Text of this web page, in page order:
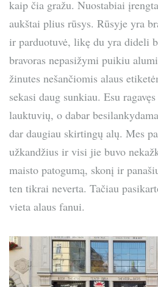
kaip čia gražu. Nuostabiai
aukštai plius rūsys. Rūsyje yra
ir parduotuvė, likę du yra dideli
bravoras nepasižymi puikiu
žinutes nešančiomis alaus
sekasi daug sunkiau. Esu
lauktuvių, o dabar
dar daugiau skirtingų alų. Mes
užkandžius ir visi jie buvo
maisto patogumą, skonį ir
ten tikrai neverta. Tačiau
vieta alaus fanui.